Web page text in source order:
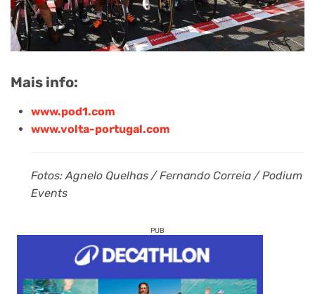
Mais info:
www.pod1.com
www.volta-portugal.com
Fotos: Agnelo Quelhas / Fernando Correia / Podium
Events
PUB